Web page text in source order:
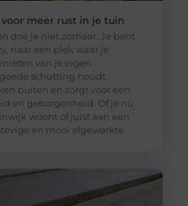
meer rust in je tuin
doe je niet zomaar. Je bent
naar een plek waar je
van je eigen
schutting houdt
buiten en zorgt voor een
en geborgenheid. Of je nu
woont of juist aan een
en mooi afgewerkte